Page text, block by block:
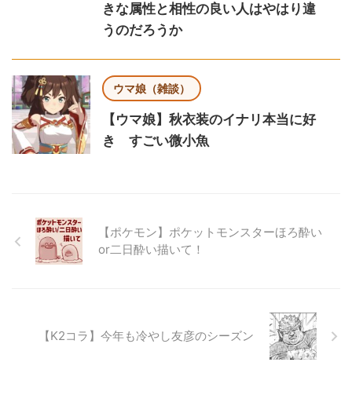
きな属性と相性の良い人はやはり違
うのだろうか
ウマ娘（雑談）
【ウマ娘】秋衣装のイナリ本当に好
き すごい微小魚
【ポケモン】ポケットモンスターほろ酔い
or二日酔い描いて！
【K2コラ】今年も冷やし友彦のシーズン